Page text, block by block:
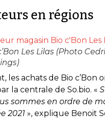
en régions
Les Lilas (Photo
les achats de Bio c’Bon
la centrale de So.bio. «
sommes en ordre de
2021 », explique Benoit